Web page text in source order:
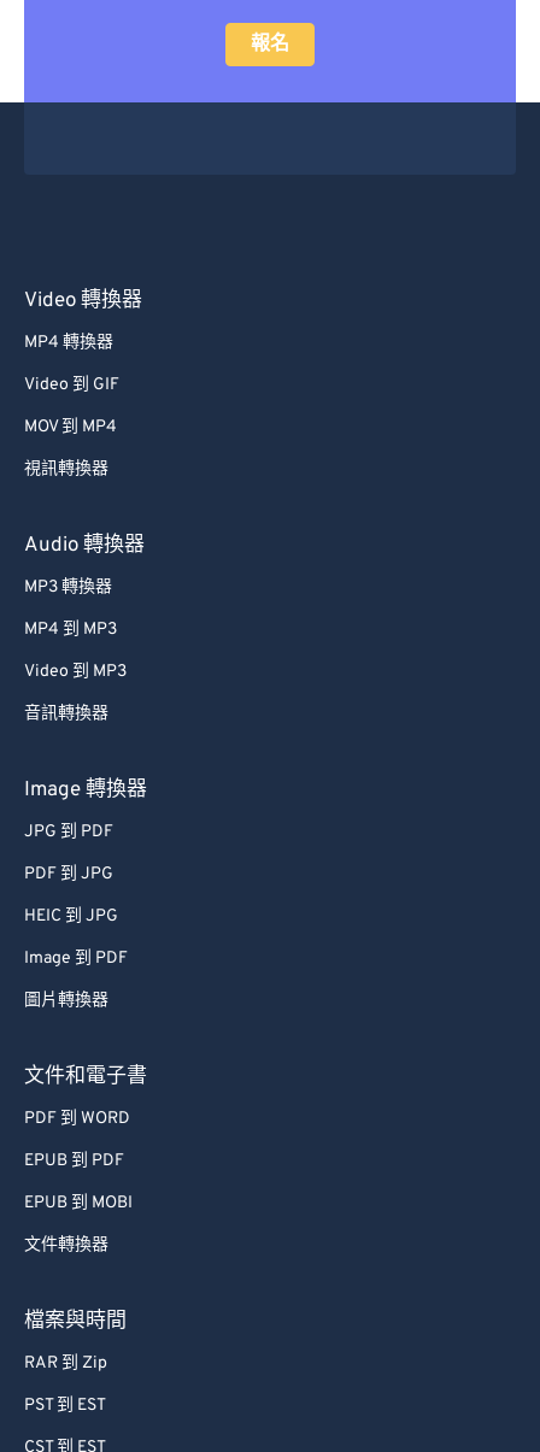
報名
Video 轉換器
MP4 轉換器
Video 到 GIF
MOV 到 MP4
視訊轉換器
Audio 轉換器
MP3 轉換器
MP4 到 MP3
Video 到 MP3
音訊轉換器
Image 轉換器
JPG 到 PDF
PDF 到 JPG
HEIC 到 JPG
Image 到 PDF
圖片轉換器
文件和電子書
PDF 到 WORD
EPUB 到 PDF
EPUB 到 MOBI
文件轉換器
檔案與時間
RAR 到 Zip
PST 到 EST
CST 到 EST